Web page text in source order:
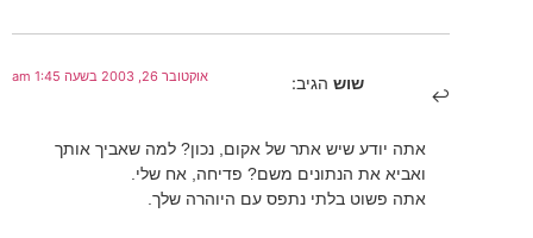
שוש הגיב: אוקטובר 26, 2003 בשעה 1:45 am
אתה יודע שיש אתר של אקום, נכון? למה שאביך אותך
ואביא את הנתונים משם? פדיחה, אח שלי.
אתה פשוט בלתי נתפס עם היוהרה שלך.